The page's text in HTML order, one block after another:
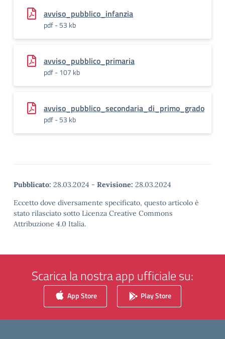
avviso_pubblico_infanzia
pdf - 53 kb
avviso_pubblico_primaria
pdf - 107 kb
avviso_pubblico_secondaria_di_primo_grado
pdf - 53 kb
Pubblicato: 28.03.2024 - Revisione: 28.03.2024
Eccetto dove diversamente specificato, questo articolo è
stato rilasciato sotto Licenza Creative Commons
Attribuzione 4.0 Italia.
Scarica la nostra app ufficiale su:
App Store Play Store